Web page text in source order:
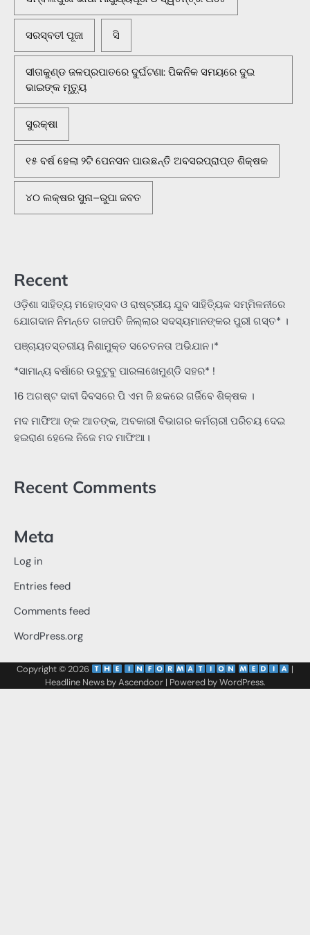
ସରସ୍ବତୀ ପୂଜା ସି
ସୀତାକୁଣ୍ଡ ଜଳପ୍ରପାତରେ ଦୁର୍ଘଟଣା: ପିକନିକ ସମୟରେ ଦୁଇ
ଭାଇଙ୍କ ମୃତ୍ୟୁ
ସୁରକ୍ଷା
୧୫ ବର୍ଷ ହେଲା ୨ଟି ପେନସନ ପାଉଛନ୍ତି ଅବସରପ୍ରାପ୍ତ ଶିକ୍ଷକ
୪୦ ଲକ୍ଷର ସୁନା–ରୁପା ଜବତ
Recent
ଓଡ଼ିଶା ସାହିତ୍ୟ ମହୋତ୍ସବ ଓ ରାଷ୍ଟ୍ରୀୟ ଯୁବ ସାହିତ୍ୟିକ ସମ୍ମିଳନୀରେ
ଯୋଗଦାନ ନିମନ୍ତେ ଗଜପତି ଜିଲ୍ଲାର ସଦସ୍ୟମାନଙ୍କର ପୁରୀ ଗସ୍ତ* ।
ପଞ୍ଚାୟତସ୍ତରୀୟ ନିଶାମୁକ୍ତ ସଚେତନତା ଅଭିଯାନ।*
*ସାମାନ୍ୟ ବର୍ଷାରେ ଉବୁଟୁବୁ ପାରଳାଖେମୁଣ୍ଡି ସହର* !
16 ଅଗଷ୍ଟ ଦାବୀ ଦିବସରେ ପି ଏମ ଜି ଛକରେ ଗର୍ଜିବେ ଶିକ୍ଷକ ।
ମଦ ମାଫିଆ ଙ୍କ ଆତଙ୍କ, ଅବକାରୀ ବିଭାଗର କର୍ମଚାରୀ ପରିଚୟ ଦେଇ
ହଇରାଣ ହେଲେ ନିଜେ ମଦ ମାଫିଆ।
Recent Comments
Meta
Log in
Entries feed
Comments feed
WordPress.org
Copyright © 2026
|
Headline News byAscendoor| Powered byWordPress.